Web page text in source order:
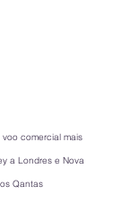
comercial mais
a Londres e Nova
Qantas